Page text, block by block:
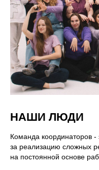
НАШИ ЛЮДИ
Команда координаторов
за реализацию сложных
на постоянной основе